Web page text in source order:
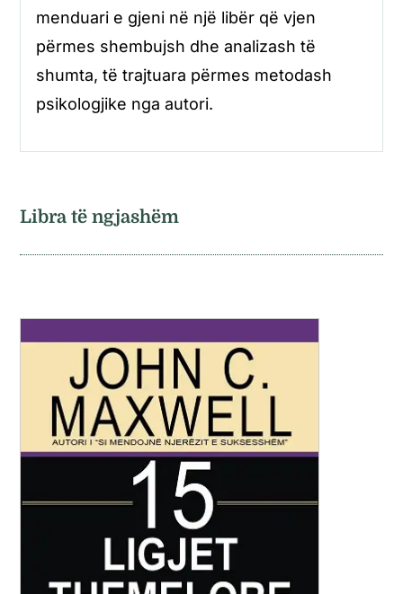
menduari e gjeni në një libër që vjen
përmes shembujsh dhe analizash të
shumta, të trajtuara përmes metodash
psikologjike nga autori.
Libra të ngjashëm